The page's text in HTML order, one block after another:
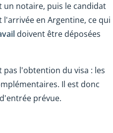
un notaire, puis le candidat
en Argentine, ce qui
doivent être déposées
l'obtention du visa : les
Il est donc
prévue.